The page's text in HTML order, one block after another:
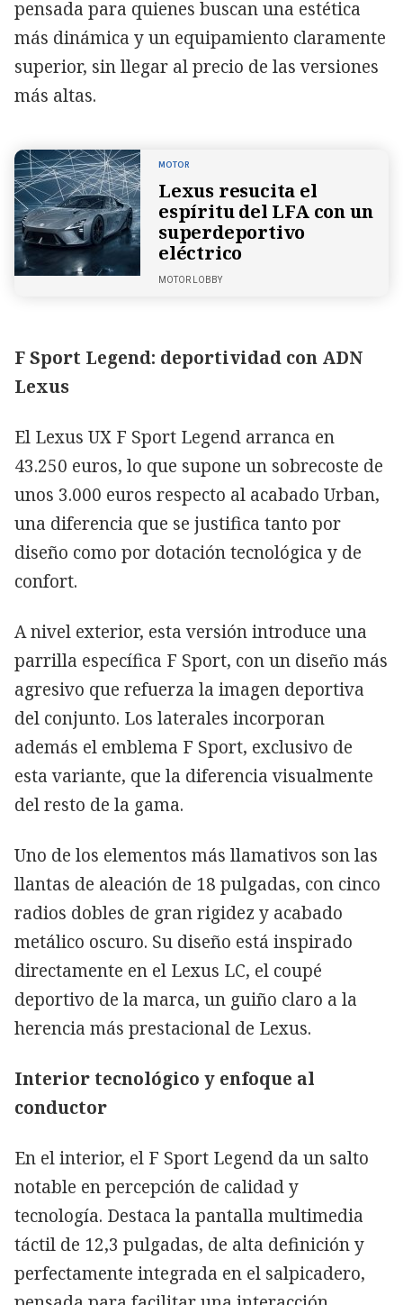
pensada para quienes buscan una estética
más dinámica y un equipamiento claramente
superior, sin llegar al precio de las versiones
más altas.
MOTOR
Lexus resucita el
espíritu del LFA con un
superdeportivo
eléctrico
MOTOR LOBBY
F Sport Legend: deportividad con ADN
Lexus
El Lexus UX F Sport Legend arranca en
43.250 euros, lo que supone un sobrecoste de
unos 3.000 euros respecto al acabado Urban,
una diferencia que se justifica tanto por
diseño como por dotación tecnológica y de
confort.
A nivel exterior, esta versión introduce una
parrilla específica F Sport, con un diseño más
agresivo que refuerza la imagen deportiva
del conjunto. Los laterales incorporan
además el emblema F Sport, exclusivo de
esta variante, que la diferencia visualmente
del resto de la gama.
Uno de los elementos más llamativos son las
llantas de aleación de 18 pulgadas, con cinco
radios dobles de gran rigidez y acabado
metálico oscuro. Su diseño está inspirado
directamente en el Lexus LC, el coupé
deportivo de la marca, un guiño claro a la
herencia más prestacional de Lexus.
Interior tecnológico y enfoque al
conductor
En el interior, el F Sport Legend da un salto
notable en percepción de calidad y
tecnología. Destaca la pantalla multimedia
táctil de 12,3 pulgadas, de alta definición y
perfectamente integrada en el salpicadero,